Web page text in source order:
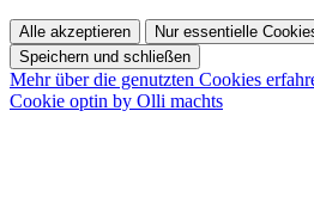
Alle akzeptieren
Nur essentielle
Speichern und schließen
Mehr über die genutzten Cookies
Cookie optin by Olli machts